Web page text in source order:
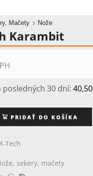
Mačety Nože
Karambit
posledných 30 dní: 40,50
PRIDAŤ DO KOŠÍKA
Tech
sekery, mačety